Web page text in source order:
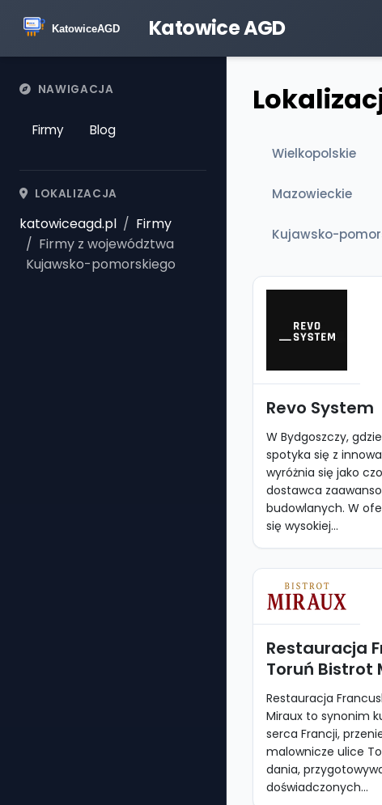
Katowice AGD
NAWIGACJA
Firmy Blog
LOKALIZACJA
katowiceagd.pl
Firmy
Firmy z województwa
Kujawsko-pomorskiego
Wielkopolskie
Mazowieckie
Kujawsko-
Revo System
W Bydgoszczy,
spotyka się z
wyróżnia się jako
dostawca
budowlanych. W
się wysokiej...
Restauracja
Toruń Bistrot
Restauracja
Miraux to synonim
serca Francji,
malownicze ulice
dania,
doświadczonych...